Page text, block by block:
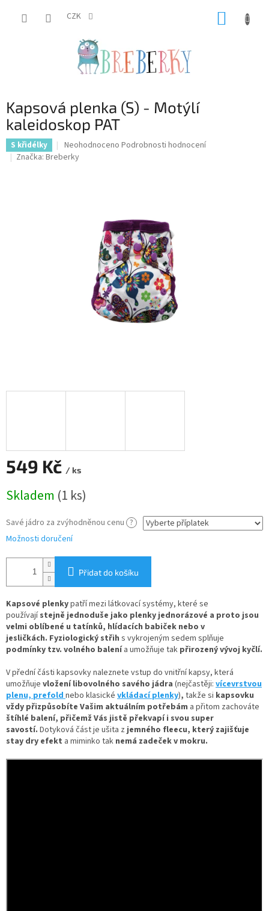
CZK
Kapsová plenka (S) - Motýlí
kaleidoskop PAT
S křidélky
Průměrné
hodnocení
Neohodnoceno Podrobnosti hodnocení
Značka: Breberky
549 Kč / ks
cena:
Skladem (1 ks)
Savé jádro za zvýhodněnou cenu ?
Možnosti doručení
Přidat do košíku
Kapsové plenkypatří mezi látkovací systémy, které se
používajístejně jednoduše jako plenky jednorázové a proto jsou
velmi oblíbené u tatínků, hlídacích babiček nebo v
jesličkách. Fyziologický střih s vykrojeným sedem splňuje
podmínky tzv. volného balenía umožňuje tak přirozený vývoj kyčlí.
Vpřední části kapsovky naleznete vstup do vnitřní kapsy, která
umožňuje vloženílibovolného savého jádra (nejčastěji: vícevrstvou
plenu,prefoldnebo klasické vkládací plenky), takže si kapsovku
vždy přizpůsobíte Vašim aktuálním potřebám a přitom zachováte
štíhlé balení, přičemž Vás jistě překvapí i svou super
savostí. Dotyková část je ušita zjemného fleecu, který zajišťuje
stay dry efekt a miminko tak nemá zadeček v mokru.